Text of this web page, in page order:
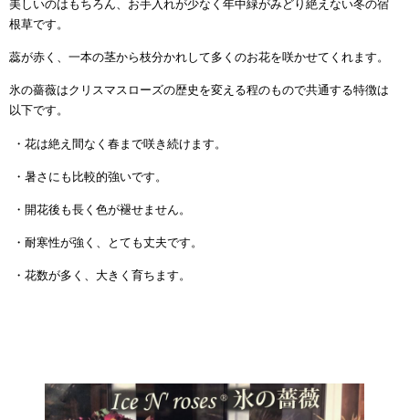
美しいのはもちろん、お手入れが少なく年中緑がみどり絶えない冬の宿
根草です。
蕊が赤く、一本の茎から枝分かれして多くのお花を咲かせてくれます。
氷の薔薇はクリスマスローズの歴史を変える程のもので共通する特徴は
以下です。
・花は絶え間なく春まで咲き続けます。
・暑さにも比較的強いです。
・開花後も長く色が褪せません。
・耐寒性が強く、とても丈夫です。
・花数が多く、大きく育ちます。